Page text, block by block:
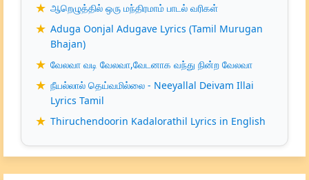
ஆறெழுத்தில் ஒரு மந்திரமாம் பாடல் வரிகள்
Aduga Oonjal Adugave Lyrics (Tamil Murugan
Bhajan)
வேலவா வடி வேலவா,வேடனாக வந்து நின்ற வேலவா
நீயல்லால் தெய்வமில்லை - Neeyallal Deivam Illai
Lyrics Tamil
Thiruchendoorin Kadalorathil Lyrics in English